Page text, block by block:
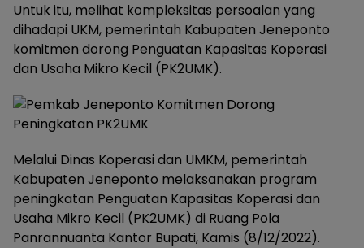
Untuk itu, melihat kompleksitas persoalan yang
dihadapi UKM, pemerintah Kabupaten Jeneponto
komitmen dorong Penguatan Kapasitas Koperasi
dan Usaha Mikro Kecil (PK2UMK).
Melalui Dinas Koperasi dan UMKM, pemerintah
Kabupaten Jeneponto melaksanakan program
peningkatan Penguatan Kapasitas Koperasi dan
Usaha Mikro Kecil (PK2UMK) di Ruang Pola
Panrannuanta Kantor Bupati, Kamis (8/12/2022).